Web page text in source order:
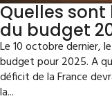
Quelles
du budget
Le 10 octobre dernier,
budget pour 2025. A
déficit de la France
la...